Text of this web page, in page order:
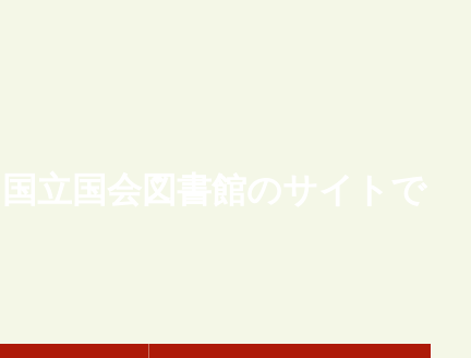
立国会図書館のサイトで